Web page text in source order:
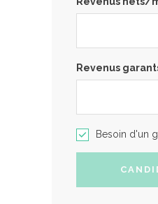
Revenus
Besoin d'un